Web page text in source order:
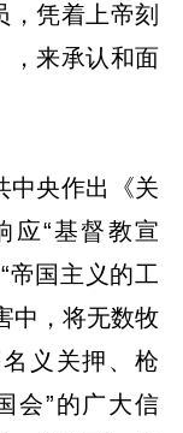
凭着上帝刻
，来承认和面
央作出《关
应“基督教宣
帝国主义的工
中，将无数牧
义关押、枪
会”的广大信